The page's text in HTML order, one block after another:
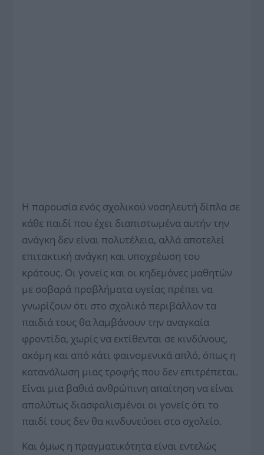
Η παρουσία ενός σχολικού νοσηλευτή δίπλα σε
κάθε παιδί που έχει διαπιστωμένα αυτήν την
ανάγκη δεν είναι πολυτέλεια, αλλά αποτελεί
επιτακτική ανάγκη και υποχρέωση του
κράτους. Οι γονείς και οι κηδεμόνες μαθητών
με σοβαρά προβλήματα υγείας πρέπει να
γνωρίζουν ότι στο σχολικό περιβάλλον τα
παιδιά τους θα λαμβάνουν την αναγκαία
φροντίδα, χωρίς να εκτίθενται σε κινδύνους,
ακόμη και από κάτι φαινομενικά απλό, όπως η
κατανάλωση μιας τροφής που δεν επιτρέπεται.
Είναι μια βαθιά ανθρώπινη απαίτηση να είναι
απολύτως διασφαλισμένοι οι γονείς ότι το
παιδί τους δεν θα κινδυνεύσει στο σχολείο.
Και όμως η πραγματικότητα είναι εντελώς